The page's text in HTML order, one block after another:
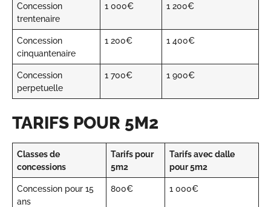
Concession
trentenaire
1 000€ 1 200€
Concession
cinquantenaire
1 200€ 1 400€
Concession
perpetuelle
1 700€ 1 900€
TARIFS POUR 5M2
Classes de
concessions
Tarifs pour
5m2
Tarifs avec dalle
pour 5m2
Concession pour 15
ans
800€ 1 000€